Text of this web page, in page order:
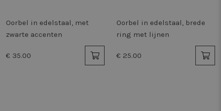
Oorbel in edelstaal, met
zwarte accenten
€ 35.00
Oorbel in edelstaal, brede
ring met lijnen
€ 25.00